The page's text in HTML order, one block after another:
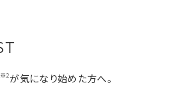
※2が気になり始めた方へ。